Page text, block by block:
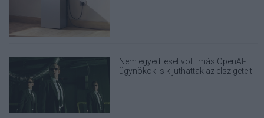
Nem egyedi eset volt: más OpenAI-
ügynökök is kijuthattak az elszigetelt